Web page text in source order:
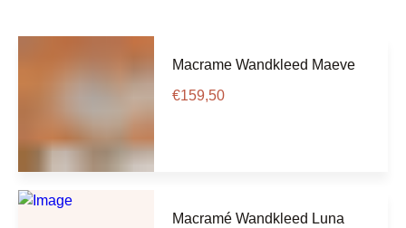
Macrame Wandkleed Maeve
€159,50
Macramé Wandkleed Luna